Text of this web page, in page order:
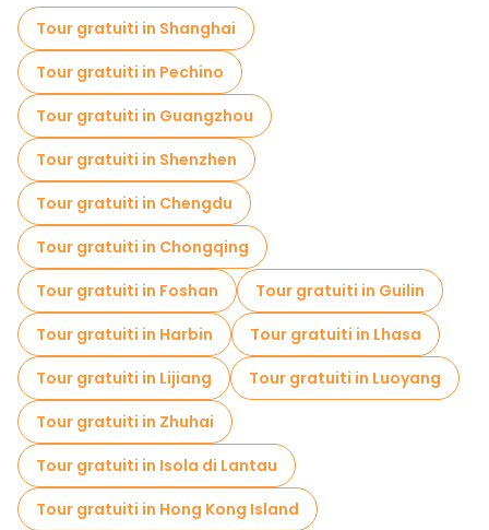
Tour di degustazione locali in Xi'an
Gite giornaliere gratuite a Xi'an
Passeggiate notturne gratuite a Xi'an
Tour in bicicletta a Xi'an
Tour gastronomici a Xi'an
Tour gratuiti nelle vicinanze Museum of the Terra-cotta Warriors and Horses of Qin Shihuang Ticket Office
Tour gratuiti in Shanghai
Tour gratuiti in Pechino
Tour gratuiti in Guangzhou
Tour gratuiti in Shenzhen
Tour gratuiti in Chengdu
Tour gratuiti in Chongqing
Tour gratuiti in Foshan
Tour gratuiti in Guilin
Tour gratuiti in Harbin
Tour gratuiti in Lhasa
Tour gratuiti in Lijiang
Tour gratuiti in Luoyang
Tour gratuiti in Zhuhai
Tour gratuiti in Isola di Lantau
Tour gratuiti in Hong Kong Island